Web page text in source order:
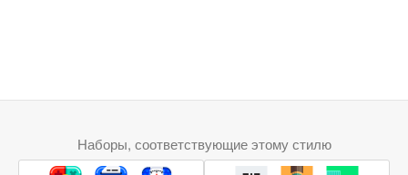
Наборы, соответствующие этому стилю